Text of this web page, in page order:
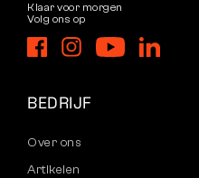
Klaar voor morgen
Volg ons op
BEDRIJF
Over ons
Artikelen